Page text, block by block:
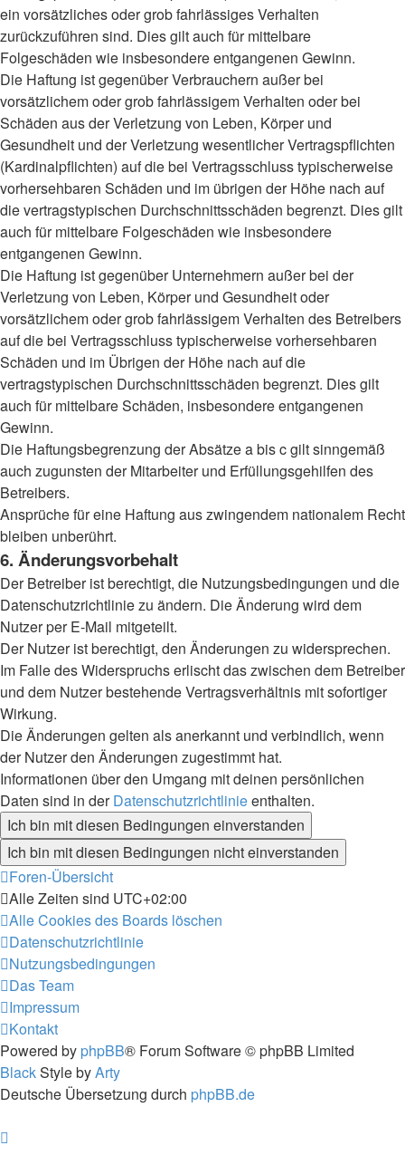
ein vorsätzliches oder grob fahrlässiges Verhalten
zurückzuführen sind. Dies gilt auch für mittelbare
Folgeschäden wie insbesondere entgangenen Gewinn.
Die Haftung ist gegenüber Verbrauchern außer bei
vorsätzlichem oder grob fahrlässigem Verhalten oder bei
Schäden aus der Verletzung von Leben, Körper und
Gesundheit und der Verletzung wesentlicher Vertragspflichten
(Kardinalpflichten) auf die bei Vertragsschluss typischerweise
vorhersehbaren Schäden und im übrigen der Höhe nach auf
die vertragstypischen Durchschnittsschäden begrenzt. Dies gilt
auch für mittelbare Folgeschäden wie insbesondere
entgangenen Gewinn.
Die Haftung ist gegenüber Unternehmern außer bei der
Verletzung von Leben, Körper und Gesundheit oder
vorsätzlichem oder grob fahrlässigem Verhalten des Betreibers
auf die bei Vertragsschluss typischerweise vorhersehbaren
Schäden und im Übrigen der Höhe nach auf die
vertragstypischen Durchschnittsschäden begrenzt. Dies gilt
auch für mittelbare Schäden, insbesondere entgangenen
Gewinn.
Die Haftungsbegrenzung der Absätze a bis c gilt sinngemäß
auch zugunsten der Mitarbeiter und Erfüllungsgehilfen des
Betreibers.
Ansprüche für eine Haftung aus zwingendem nationalem Recht
bleiben unberührt.
6. Änderungsvorbehalt
Der Betreiber ist berechtigt, die Nutzungsbedingungen und die
Datenschutzrichtlinie zu ändern. Die Änderung wird dem
Nutzer per E-Mail mitgeteilt.
Der Nutzer ist berechtigt, den Änderungen zu widersprechen.
Im Falle des Widerspruchs erlischt das zwischen dem Betreiber
und dem Nutzer bestehende Vertragsverhältnis mit sofortiger
Wirkung.
Die Änderungen gelten als anerkannt und verbindlich, wenn
der Nutzer den Änderungen zugestimmt hat.
Informationen über den Umgang mit deinen persönlichen
Daten sind in derDatenschutzrichtlinieenthalten.
Foren-Übersicht
Alle Zeiten sind UTC+02:00
Alle Cookies des Boards löschen
Datenschutzrichtlinie
Nutzungsbedingungen
Das Team
Impressum
Kontakt
Powered by phpBB® Forum Software © phpBB Limited
BlackStyle byArty
Deutsche Übersetzung durch phpBB.de